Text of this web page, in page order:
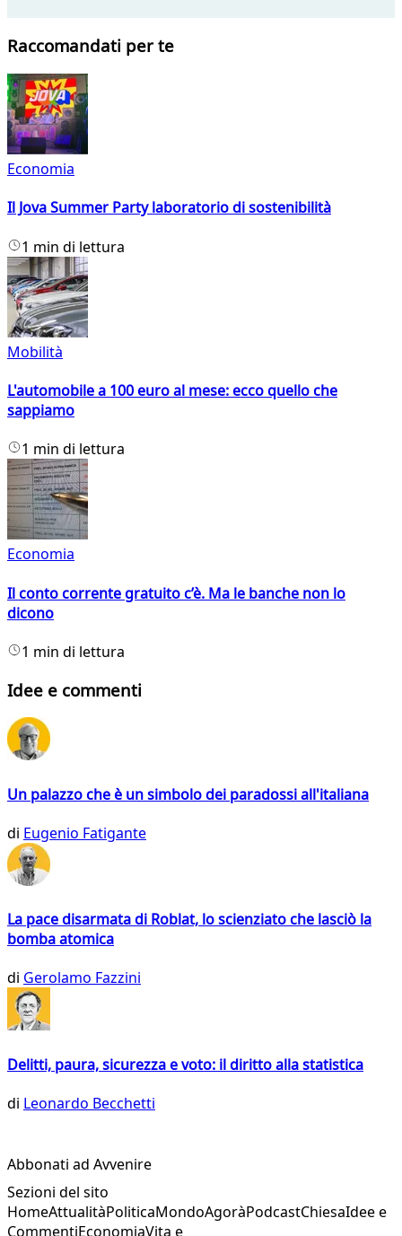
Raccomandati per te
Economia
Il Jova Summer Party laboratorio di sostenibilità
1 min di lettura
Mobilità
L'automobile a 100 euro al mese: ecco quello che
sappiamo
1 min di lettura
Economia
Il conto corrente gratuito c’è. Ma le banche non lo
dicono
1 min di lettura
Idee e commenti
Un palazzo che è un simbolo dei paradossi all'italiana
di Eugenio Fatigante
La pace disarmata di Roblat, lo scienziato che lasciò la
bomba atomica
di Gerolamo Fazzini
Delitti, paura, sicurezza e voto: il diritto alla statistica
di Leonardo Becchetti
Abbonati ad Avvenire
Sezioni del sito
HomeAttualitàPoliticaMondoAgoràPodcastChiesaIdee e
CommentiEconomiaVita e